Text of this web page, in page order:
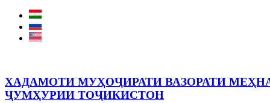
ХАДАМОТИ МУҲОҶИРАТИ ВАЗОРАТИ
ҶУМҲУРИИ ТОҶИКИСТОН